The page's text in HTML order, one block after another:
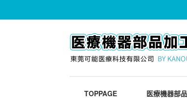
TOPPAGE 医療機器部品